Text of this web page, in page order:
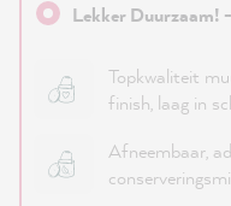
Lekker Duurzaam!
Topkwaliteit
finish, laag in
Afneembaar,